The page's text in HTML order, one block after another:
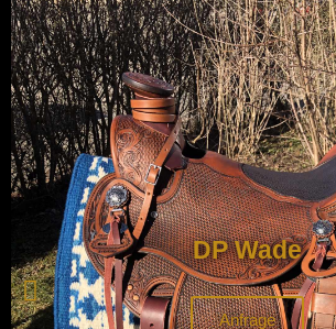
DP Wade
Anfrage